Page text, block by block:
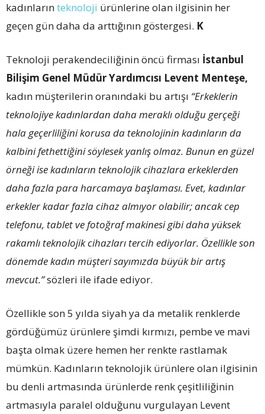
kadınlarınteknoloji ürünlerine olan ilgisinin her
geçen gün daha da arttığının göstergesi. K
Teknoloji perakendeciliğinin öncü firması İstanbul
Bilişim Genel Müdür Yardımcısı Levent Menteşe,
kadın müşterilerin oranındaki bu artışı “Erkeklerin
teknolojiye kadınlardan daha meraklı olduğu gerçeği
hala geçerliliğini korusa da teknolojinin kadınların da
kalbini fethettiğini söylesek yanlış olmaz. Bunun en güzel
örneği ise kadınların teknolojik cihazlara erkeklerden
daha fazla para harcamaya başlaması. Evet, kadınlar
erkekler kadar fazla cihaz almıyor olabilir; ancak cep
telefonu, tablet ve fotoğraf makinesi gibi daha yüksek
rakamlı teknolojik cihazları tercih ediyorlar. Özellikle son
dönemde kadın müşteri sayımızda büyük bir artış
mevcut.”sözleri ile ifade ediyor.
Özellikle son 5 yılda siyah ya da metalik renklerde
gördüğümüz ürünlere şimdi kırmızı, pembe ve mavi
başta olmak üzere hemen her renkte rastlamak
mümkün. Kadınların teknolojik ürünlere olan ilgisinin
bu denli artmasında ürünlerde renk çeşitliliğinin
artmasıyla paralel olduğunu vurgulayan Levent